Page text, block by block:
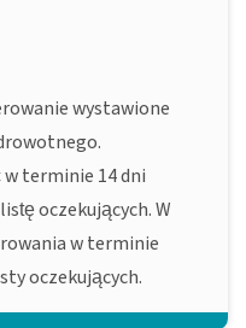
wystawione
terminie 14 dni
oczekujących. W
w terminie
oczekujących.